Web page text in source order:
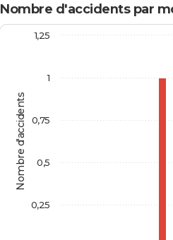
Nombre d'accidents par
Nombre d'accidents
1
0,25
0,5
0,75
1,25